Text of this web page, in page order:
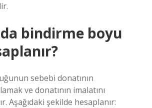
bindirme boyu
sebebi donatının
ve donatının imalatını
Aşağıdaki şekilde hesaplanır: